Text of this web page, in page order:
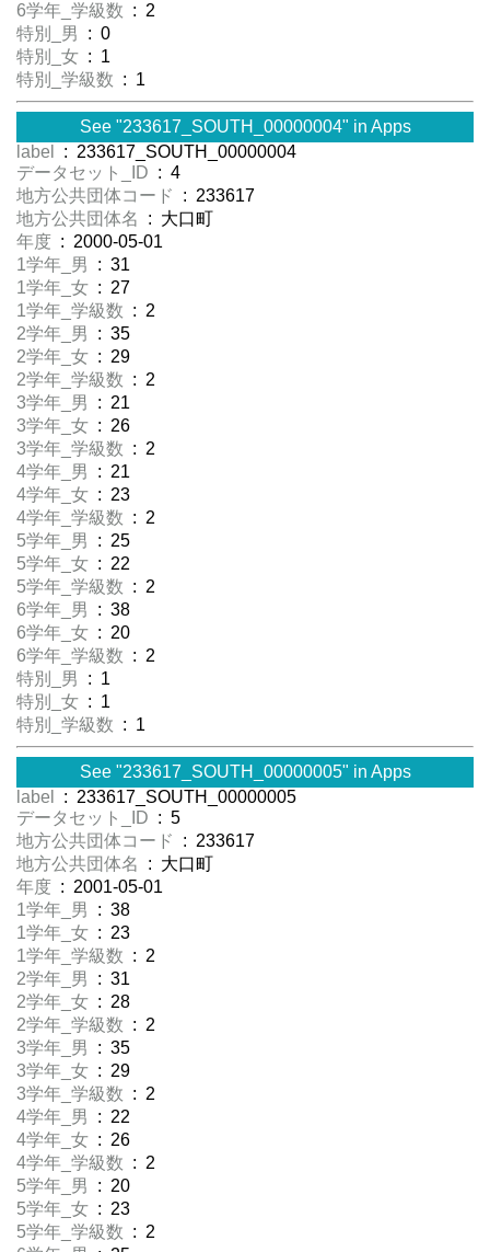
6学年_学級数 : 2
特別_男
: 0
特別_女 : 1
特別_学級数 : 1
See "233617_SOUTH_00000004" in Apps
label
: 233617_SOUTH_00000004
データセット_ID : 4
地方公共団体コード
: 233617
地方公共団体名
: 大口町
年度 : 2000-05-01
1学年_男
: 31
1学年_女 : 27
1学年_学級数 : 2
2学年_男
: 35
2学年_女 : 29
2学年_学級数 : 2
3学年_男
: 21
3学年_女 : 26
3学年_学級数 : 2
4学年_男
: 21
4学年_女 : 23
4学年_学級数 : 2
5学年_男
: 25
5学年_女 : 22
5学年_学級数 : 2
6学年_男
: 38
6学年_女 : 20
6学年_学級数 : 2
特別_男
: 1
特別_女 : 1
特別_学級数 : 1
See "233617_SOUTH_00000005" in Apps
label
: 233617_SOUTH_00000005
データセット_ID : 5
地方公共団体コード
: 233617
地方公共団体名
: 大口町
年度 : 2001-05-01
1学年_男
: 38
1学年_女 : 23
1学年_学級数 : 2
2学年_男
: 31
2学年_女 : 28
2学年_学級数 : 2
3学年_男
: 35
3学年_女 : 29
3学年_学級数 : 2
4学年_男
: 22
4学年_女 : 26
4学年_学級数 : 2
5学年_男
: 20
5学年_女 : 23
5学年_学級数 : 2